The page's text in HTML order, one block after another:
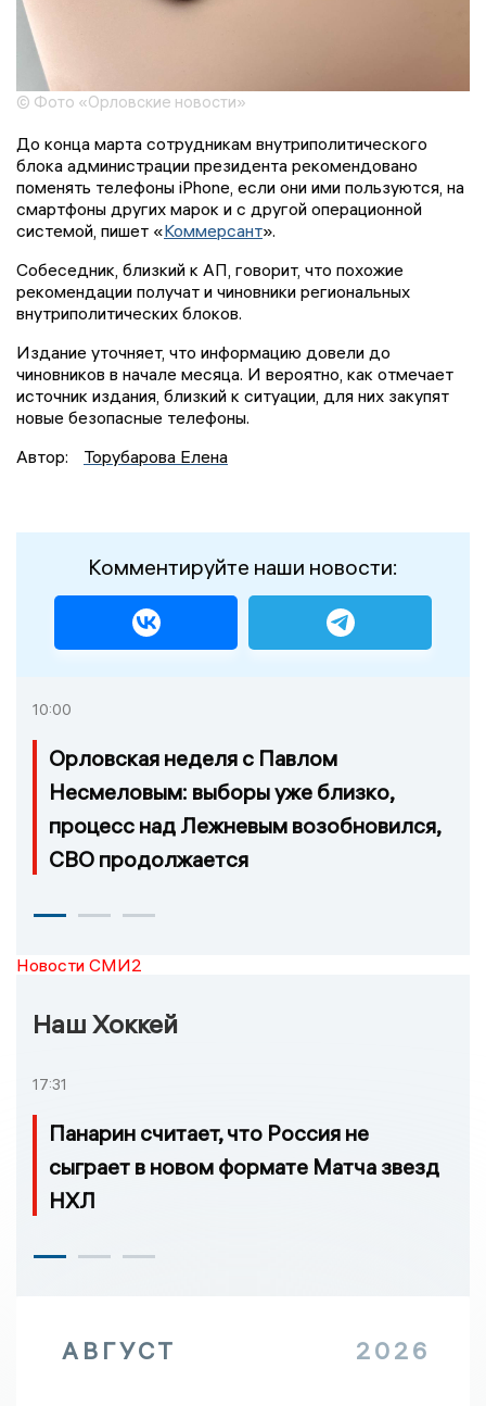
© Фото «Орловские новости»
До конца марта сотрудникам внутриполитического
блока администрации президента рекомендовано
поменять телефоны iPhone, если они ими пользуются, на
смартфоны других марок и с другой операционной
системой, пишет «Коммерсант».
Собеседник, близкий к АП, говорит, что похожие
рекомендации получат и чиновники региональных
внутриполитических блоков.
Издание уточняет, что информацию довели до
чиновников в начале месяца. И вероятно, как отмечает
источник издания, близкий к ситуации, для них закупят
новые безопасные телефоны.
Автор:
Торубарова Елена
Комментируйте наши новости:
10:00
Орловская неделя с Павлом
Несмеловым: выборы уже близко,
процесс над Лежневым возобновился,
СВО продолжается
Новости СМИ2
Наш Хоккей
17:31
Панарин считает, что Россия не
сыграет в новом формате Матча звезд
НХЛ
АВГУСТ 2026